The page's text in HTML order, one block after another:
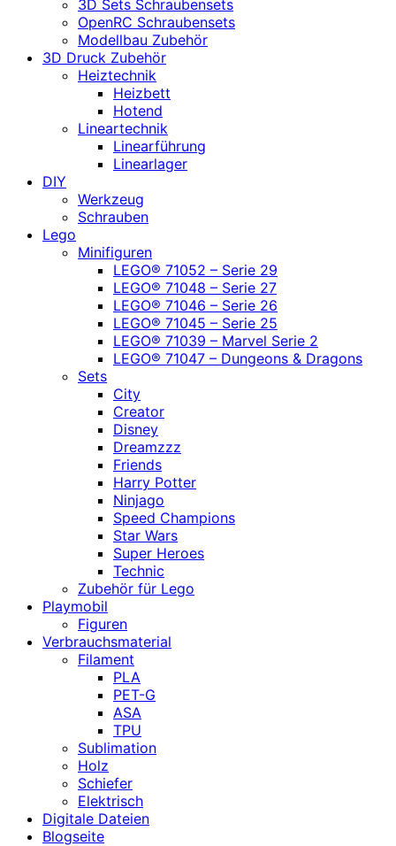
3D Sets Schraubensets
OpenRC Schraubensets
Modellbau Zubehör
3D Druck Zubehör
Heiztechnik
Heizbett
Hotend
Lineartechnik
Linearführung
Linearlager
DIY
Werkzeug
Schrauben
Lego
Minifiguren
LEGO® 71052 – Serie 29
LEGO® 71048 – Serie 27
LEGO® 71046 – Serie 26
LEGO® 71045 – Serie 25
LEGO® 71039 – Marvel Serie 2
LEGO® 71047 – Dungeons & Dragons
Sets
City
Creator
Disney
Dreamzzz
Friends
Harry Potter
Ninjago
Speed Champions
Star Wars
Super Heroes
Technic
Zubehör für Lego
Playmobil
Figuren
Verbrauchsmaterial
Filament
PLA
PET-G
ASA
TPU
Sublimation
Holz
Schiefer
Elektrisch
Digitale Dateien
Blogseite